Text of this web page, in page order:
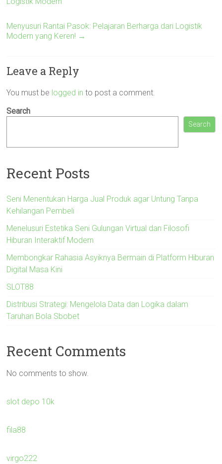
Menyusuri Rantai Pasok: Pelajaran Berharga dari Logistik
Modern yang Keren! →
Leave a Reply
You must be logged in to post a comment.
Search
Search
Recent Posts
Seni Menentukan Harga Jual Produk agar Untung Tanpa
Kehilangan Pembeli
Menelusuri Estetika Seni Gulungan Virtual dan Filosofi
Hiburan Interaktif Modern
Membongkar Rahasia Asyiknya Bermain di Platform Hiburan
Digital Masa Kini
SLOT88
Distribusi Strategi: Mengelola Data dan Logika dalam
Taruhan Bola Sbobet
Recent Comments
No comments to show.
slot depo 10k
fila88
virgo222